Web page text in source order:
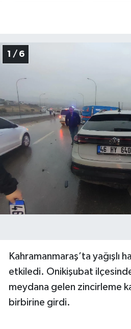
1 / 6
Kahramanmaraş’ta yağışlı
etkiledi. Onikişubat
meydana gelen zincirleme
birbirine girdi.
MAGAZİN
YEREL YÖNETİM
MEDYA
SEÇİM 2011
ÜÇÜNCÜ SAYFA
SİVİL TOPLUM
KİM KİMDİR